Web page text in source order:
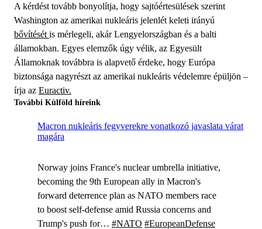
A kérdést tovább bonyolítja, hogy sajtóértesülések szerint
Washington az amerikai nukleáris jelenlét keleti irányú
bővítését is mérlegeli, akár Lengyelországban és a balti
államokban. Egyes elemzők úgy vélik, az Egyesült
Államoknak továbbra is alapvető érdeke, hogy Európa
biztonsága nagyrészt az amerikai nukleáris védelemre épüljön –
írja az Euractiv.
További Külföld híreink
Macron nukleáris fegyverekre vonatkozó javaslata várat
magára
Norway joins France's nuclear umbrella initiative,
becoming the 9th European ally in Macron's
forward deterrence plan as NATO members race
to boost self-defense amid Russia concerns and
Trump's push for… #NATO #EuropeanDefense